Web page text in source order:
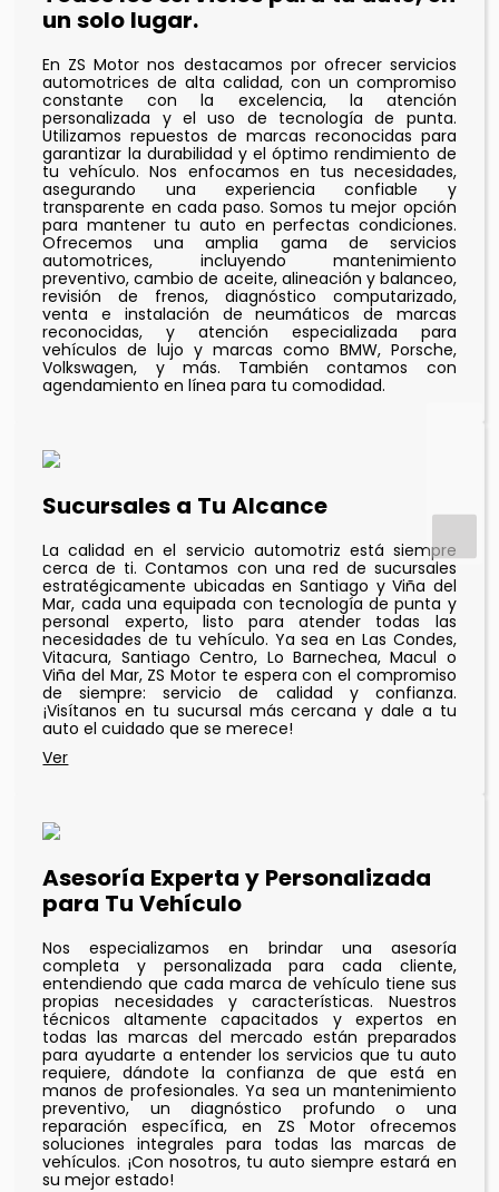
un solo lugar.
En ZS Motor nos destacamos por ofrecer servicios
automotrices de alta calidad, con un compromiso
constante con la excelencia, la atención
personalizada y el uso de tecnología de punta.
Utilizamos repuestos de marcas reconocidas para
garantizar la durabilidad y el óptimo rendimiento de
tu vehículo. Nos enfocamos en tus necesidades,
asegurando una experiencia confiable y
transparente en cada paso. Somos tu mejor opción
para mantener tu auto en perfectas condiciones.
Ofrecemos una amplia gama de servicios
automotrices, incluyendo mantenimiento
preventivo, cambio de aceite, alineación y balanceo,
revisión de frenos, diagnóstico computarizado,
venta e instalación de neumáticos de marcas
reconocidas, y atención especializada para
vehículos de lujo y marcas como BMW, Porsche,
Volkswagen, y más. También contamos con
agendamiento en línea para tu comodidad.
Sucursales a Tu Alcance
La calidad en el servicio automotriz está siempre
cerca de ti. Contamos con una red de sucursales
estratégicamente ubicadas en Santiago y Viña del
Mar, cada una equipada con tecnología de punta y
personal experto, listo para atender todas las
necesidades de tu vehículo. Ya sea en Las Condes,
Vitacura, Santiago Centro, Lo Barnechea, Macul o
Viña del Mar, ZS Motor te espera con el compromiso
de siempre: servicio de calidad y confianza.
¡Visítanos en tu sucursal más cercana y dale a tu
auto el cuidado que se merece!
Asesoría Experta y Personalizada
para Tu Vehículo
Nos especializamos en brindar una asesoría
completa y personalizada para cada cliente,
entendiendo que cada marca de vehículo tiene sus
propias necesidades y características. Nuestros
técnicos altamente capacitados y expertos en
todas las marcas del mercado están preparados
para ayudarte a entender los servicios que tu auto
requiere, dándote la confianza de que está en
manos de profesionales. Ya sea un mantenimiento
preventivo, un diagnóstico profundo o una
reparación específica, en ZS Motor ofrecemos
soluciones integrales para todas las marcas de
vehículos. ¡Con nosotros, tu auto siempre estará en
su mejor estado!